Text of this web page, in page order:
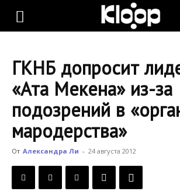
KLOOP.KG
Новости
Кыргызстана
ГКНБ допросит
«Ата Мекена» из-за
подозрений в
мародерства»
От Александра Ли - 24 августа 2012